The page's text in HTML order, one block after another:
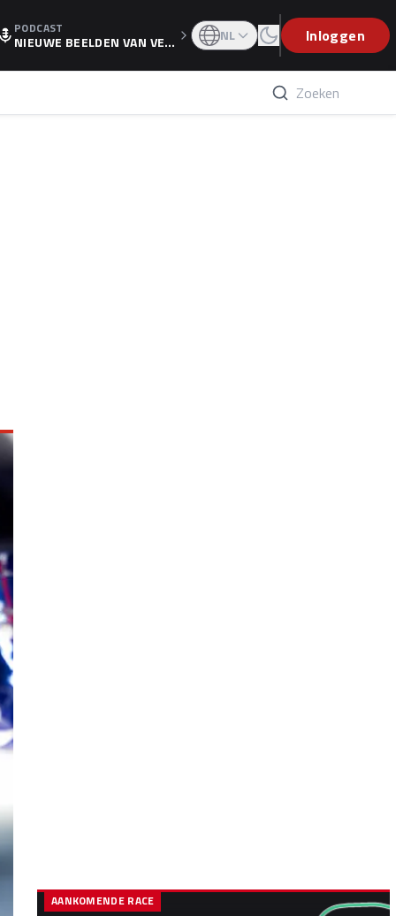
PODCAST
NIEUWE BEELDEN VAN VER
WEET IS ER NU GETEKEND'
NL Inloggen
AANKOMENDE RACE